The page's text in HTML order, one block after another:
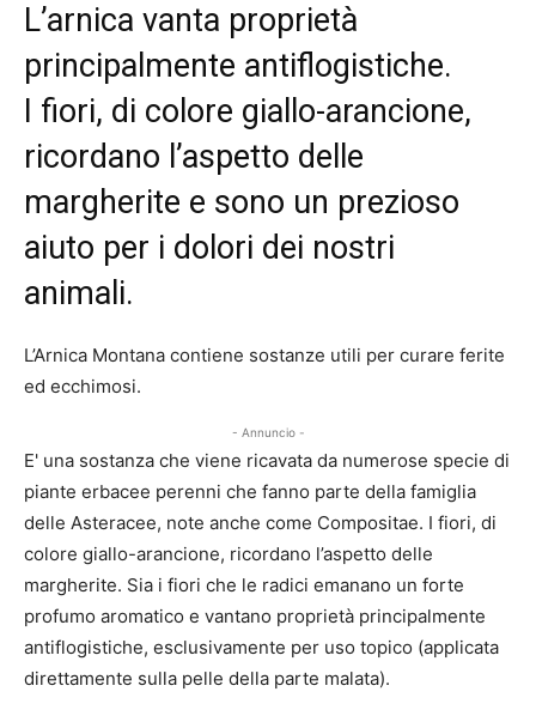
L’arnica vanta proprietà
principalmente antiflogistiche.
I fiori, di colore giallo-arancione,
ricordano l’aspetto delle
margherite e sono un prezioso
aiuto per i dolori dei nostri
animali.
L’Arnica Montana contiene sostanze utili per curare ferite
ed ecchimosi.
- Annuncio -
E' una sostanza che viene ricavata da numerose specie di
piante erbacee perenni che fanno parte della famiglia
delle Asteracee, note anche come Compositae. I fiori, di
colore giallo-arancione, ricordano l’aspetto delle
margherite. Sia i fiori che le radici emanano un forte
profumo aromatico e vantano proprietà principalmente
antiflogistiche, esclusivamente per uso topico (applicata
direttamente sulla pelle della parte malata).